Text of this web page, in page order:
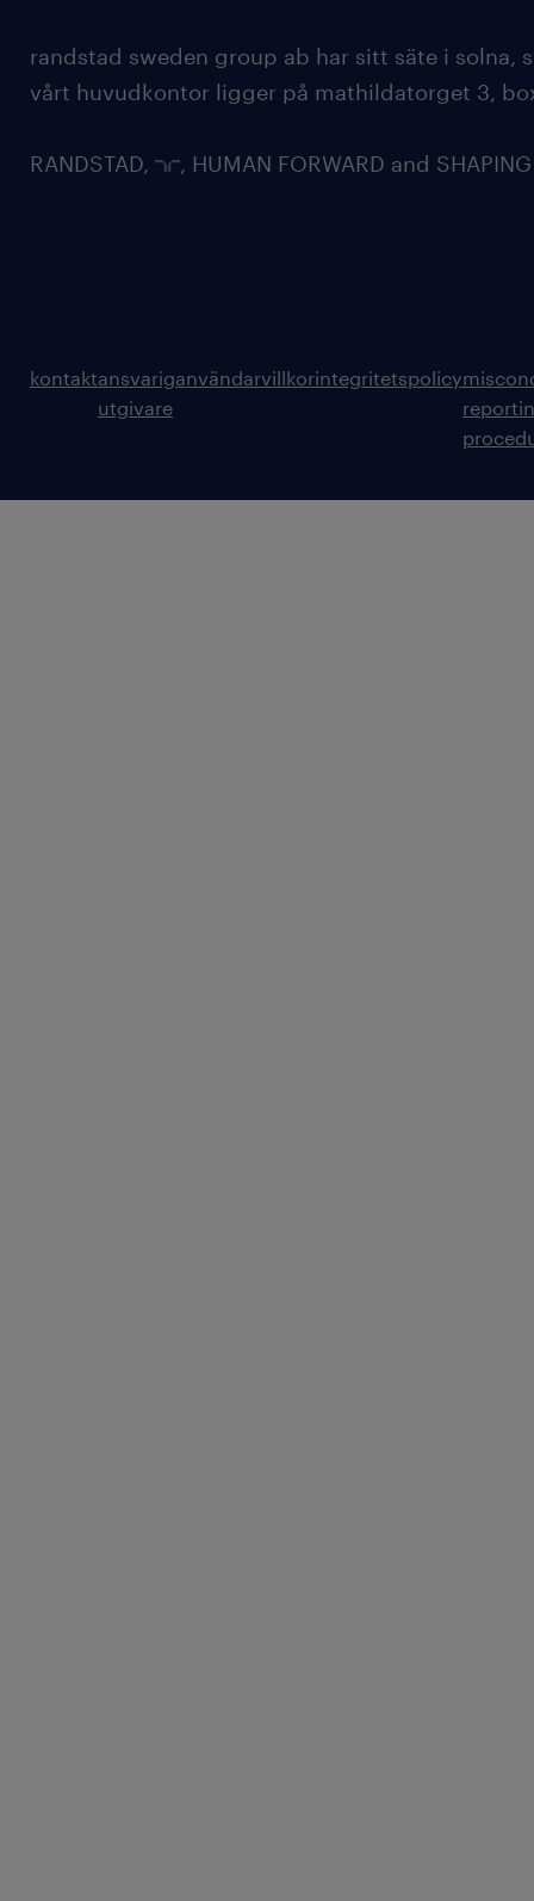
randstad sweden group ab har sitt säte i solna,
vårt huvudkontor ligger på mathildatorget 3,
RANDSTAD, , HUMAN FORWARD and
kontaktansvarig
utgivare
användarvillkorintegritetspolicy